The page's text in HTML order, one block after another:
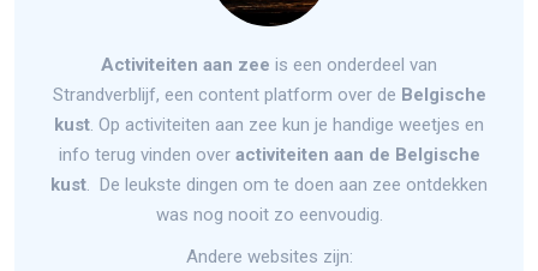
Activiteiten aan zee is een onderdeel van
Strandverblijf, een content platform over de Belgische
kust. Op activiteiten aan zee kun je handige weetjes en
info terug vinden over activiteiten aan de Belgische
kust. De leukste dingen om te doen aan zee ontdekken
was nog nooit zo eenvoudig.
Andere websites zijn: